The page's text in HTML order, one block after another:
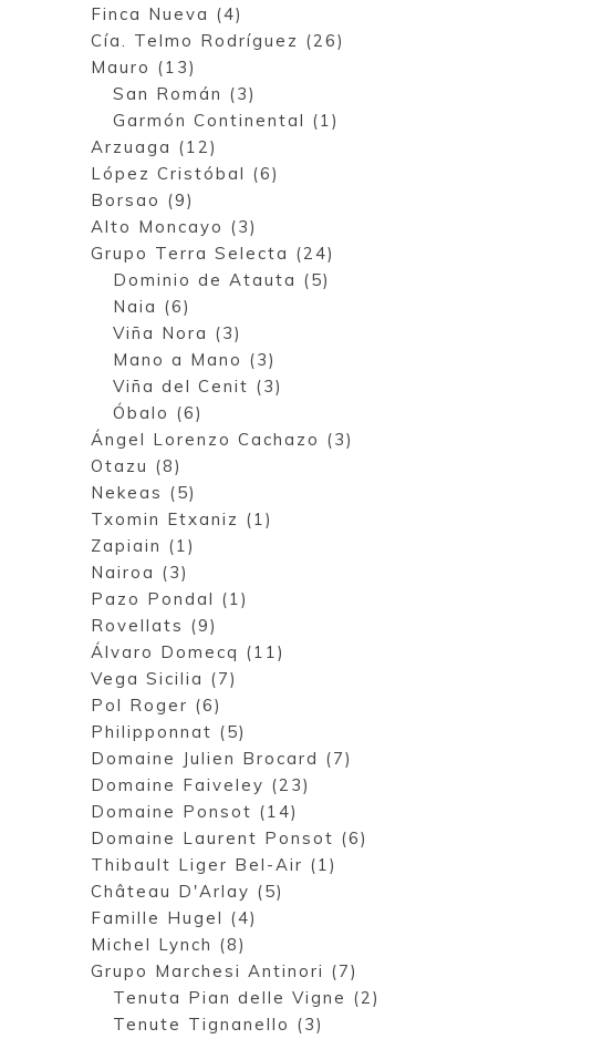
Finca Nueva (4)
Cía. Telmo Rodríguez (26)
Mauro (13)
San Román (3)
Garmón Continental (1)
Arzuaga (12)
López Cristóbal (6)
Borsao (9)
Alto Moncayo (3)
Grupo Terra Selecta (24)
Dominio de Atauta (5)
Naia (6)
Viña Nora (3)
Mano a Mano (3)
Viña del Cenit (3)
Óbalo (6)
Ángel Lorenzo Cachazo (3)
Otazu (8)
Nekeas (5)
Txomin Etxaniz (1)
Zapiain (1)
Nairoa (3)
Pazo Pondal (1)
Rovellats (9)
Álvaro Domecq (11)
Vega Sicilia (7)
Pol Roger (6)
Philipponnat (5)
Domaine Julien Brocard (7)
Domaine Faiveley (23)
Domaine Ponsot (14)
Domaine Laurent Ponsot (6)
Thibault Liger Bel-Air (1)
Château D'Arlay (5)
Famille Hugel (4)
Michel Lynch (8)
Grupo Marchesi Antinori (7)
Tenuta Pian delle Vigne (2)
Tenute Tignanello (3)